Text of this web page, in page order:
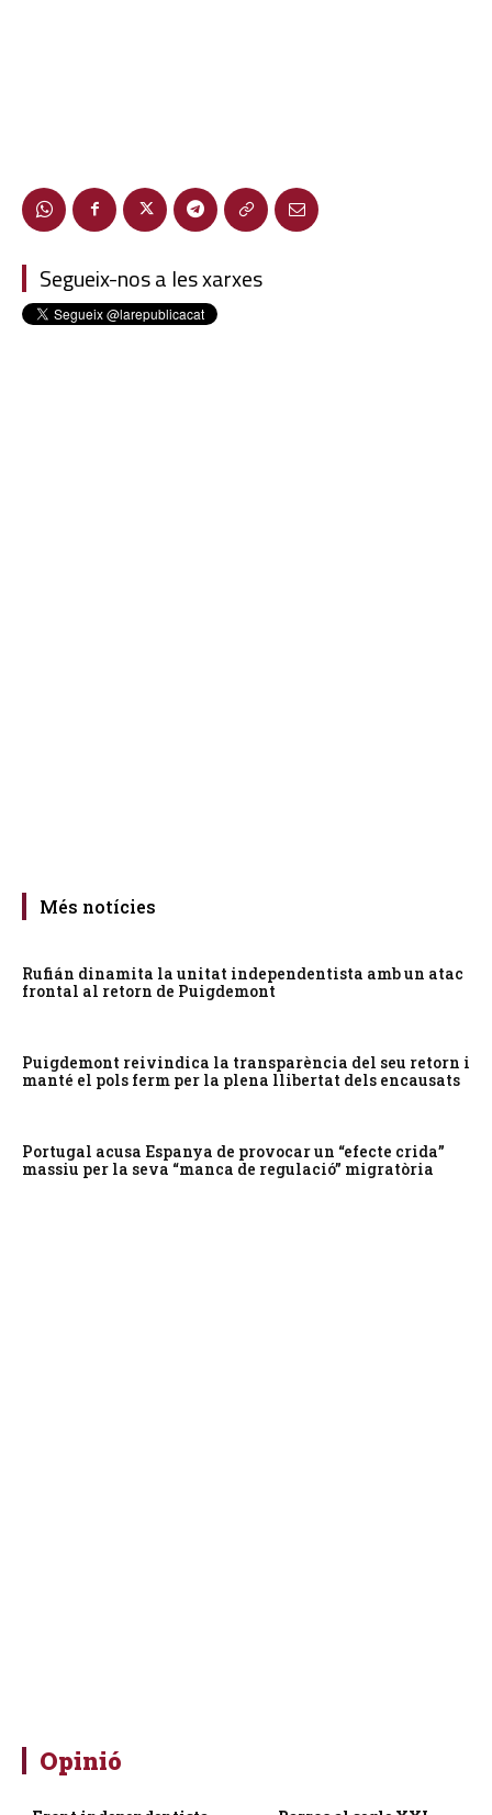
Segueix-nos a les xarxes
Més notícies
Rufián dinamita la unitat independentista amb un atac
frontal al retorn de Puigdemont
Puigdemont reivindica la transparència del seu retorn i
manté el pols ferm per la plena llibertat dels encausats
Portugal acusa Espanya de provocar un “efecte crida”
massiu per la seva “manca de regulació” migratòria
Opinió